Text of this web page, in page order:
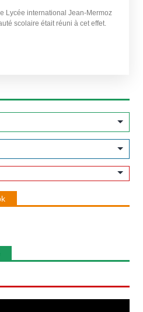
Lycée international Jean-Mermoz
scolaire était réuni à cet effet.